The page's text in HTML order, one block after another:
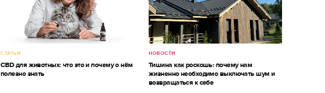
СТАТЬИ
CBD для животных: что это и почему о нём
полезно знать
НОВОСТИ
Тишина как роскошь: почему нам
жизненно необходимо выключать шум и
возвращаться к себе